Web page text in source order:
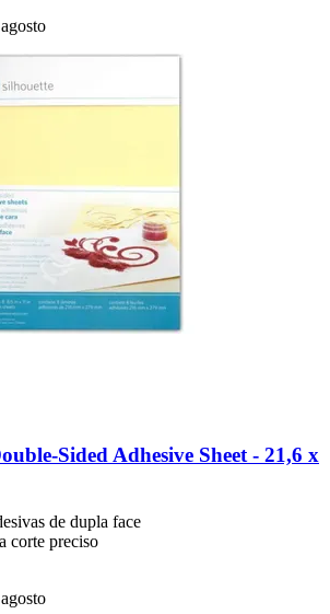
​Sided Adhesive Sheet -​ 21,6 x
de dupla face
corte preciso